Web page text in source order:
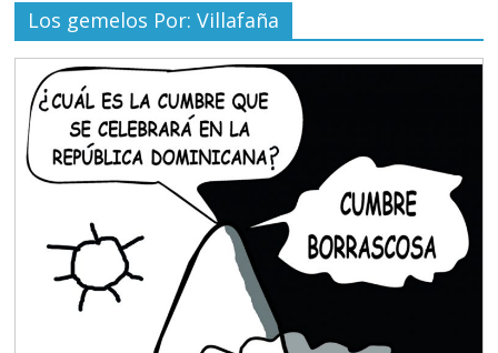
Los gemelos Por: Villafaña